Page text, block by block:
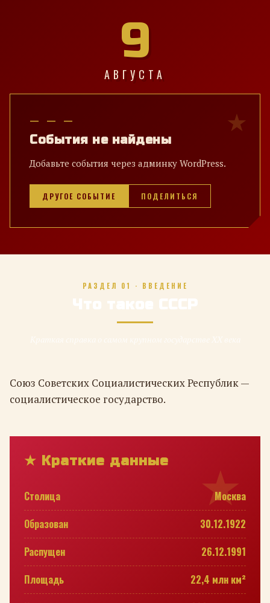
9
АВГУСТА
— — —
События не найдены
Добавьте события через админку WordPress.
ДРУГОЕ СОБЫТИЕ ПОДЕЛИТЬСЯ
РАЗДЕЛ 01 · ВВЕДЕНИЕ
Что такое СССР
Союз Советских Социалистических Республик —
социалистическое государство.
★ Краткие данные
Столица
Москва
Образован
30.12.1922
Распущен
26.12.1991
Площадь
22,4 млн км²